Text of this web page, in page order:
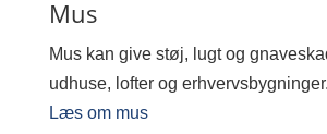
Mus
Mus kan give støj, lugt og
udhuse, lofter og erhvervsbygninger.
Læs om mus